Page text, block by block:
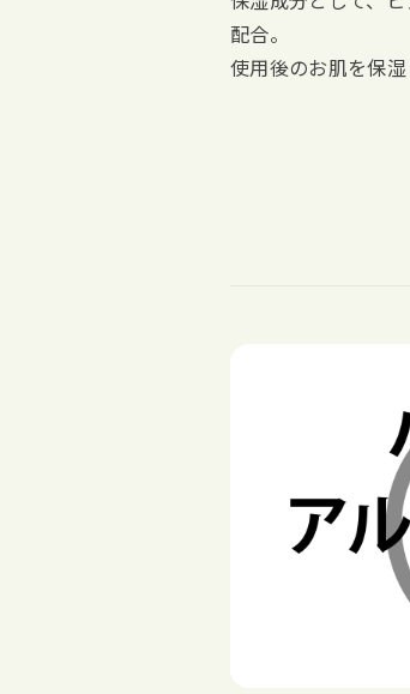
配合。
使用後のお肌を保湿